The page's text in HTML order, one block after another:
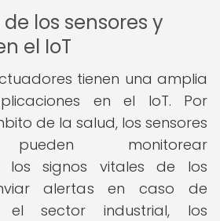
los sensores y
el IoT
tienen una amplia
en el IoT. Por
de la salud, los sensores
pueden monitorear
los signos vitales de los
alertas en caso de
el sector industrial, los